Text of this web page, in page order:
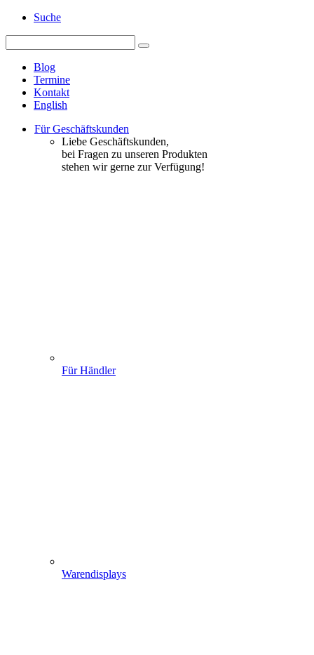
Suche
Blog
Termine
Kontakt
English
Für Geschäftskunden
Liebe Geschäftskunden,
bei Fragen zu unseren Produkten
stehen wir gerne zur Verfügung!
Für Händler
Warendisplays